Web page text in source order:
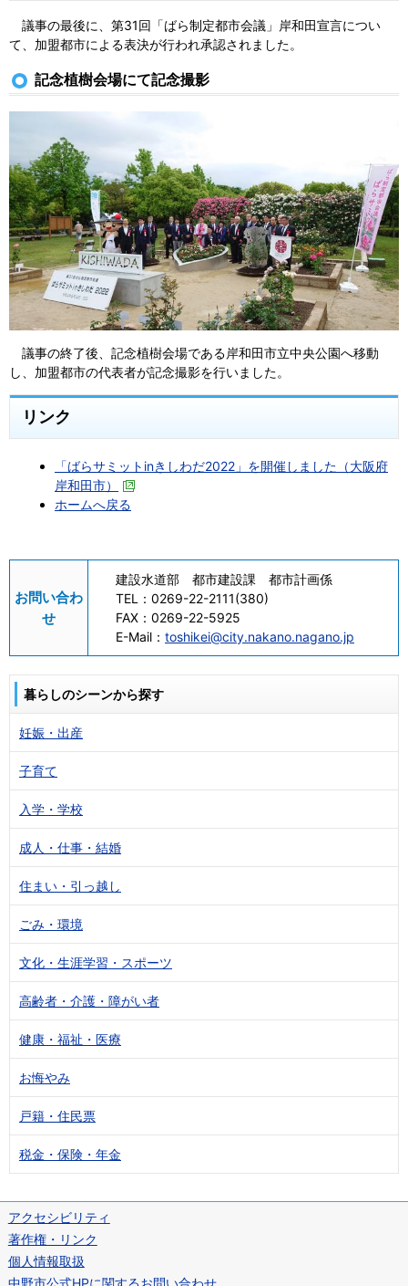
議事の最後に、第31回「ばら制定都市会議」岸和田宣言につい
て、加盟都市による表決が行われ承認されました。
記念植樹会場にて記念撮影
議事の終了後、記念植樹会場である岸和田市立中央公園へ移動
し、加盟都市の代表者が記念撮影を行いました。
リンク
「ばらサミットinきしわだ2022」を開催しました（大阪府
岸和田市）
ホームへ戻る
お問い合わ
せ
建設水道部 都市建設課 都市計画係
TEL： 0269-22-2111(380)
FAX： 0269-22-5925
E-Mail： toshikei@city.nakano.nagano.jp
暮らしのシーンから探す
妊娠・出産
子育て
入学・学校
成人・仕事・結婚
住まい・引っ越し
ごみ・環境
文化・生涯学習・スポーツ
高齢者・介護・障がい者
健康・福祉・医療
お悔やみ
戸籍・住民票
税金・保険・年金
アクセシビリティ
著作権・リンク
個人情報取扱
中野市公式HPに関するお問い合わせ